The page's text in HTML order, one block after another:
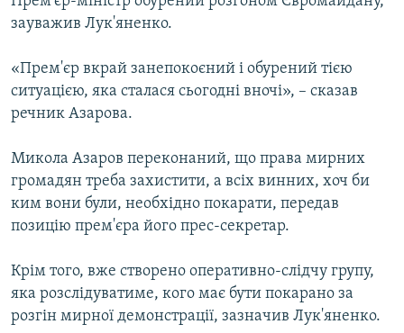
зауважив Лук'яненко.
«Прем'єр вкрай занепокоєний і обурений тією
ситуацією, яка сталася сьогодні вночі», – сказав
речник Азарова.
Микола Азаров переконаний, що права мирних
громадян треба захистити, а всіх винних, хоч би
ким вони були, необхідно покарати, передав
позицію прем'єра його прес-секретар.
Крім того, вже створено оперативно-слідчу групу,
яка розслідуватиме, кого має бути покарано за
розгін мирної демонстрації, зазначив Лук'яненко.